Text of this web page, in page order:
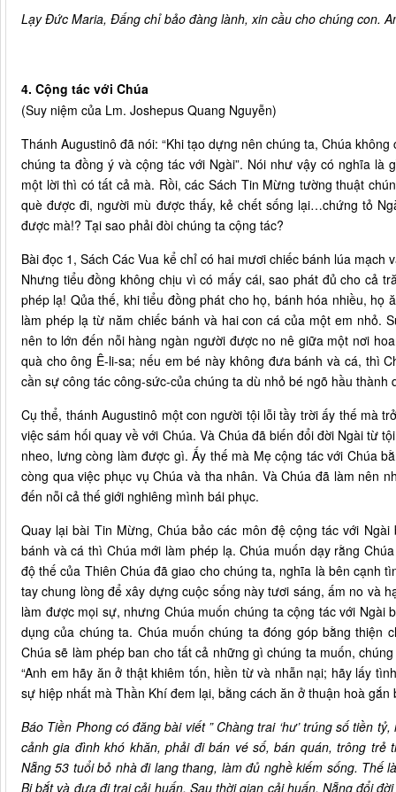
Lạy Đức Maria, Đấng chỉ bảo đàng lành, xin cầu cho chúng con.
4. Cộng tác với Chúa
(Suy niệm của Lm. Joshepus Quang Nguyễn)
Thánh Augustinô đã nói: “Khi tạo dựng nên chúng ta, Chúa
chúng ta đồng ý và cộng tác với Ngài”. Nói như vậy có nghĩa
một lời thì có tất cả mà. Rồi, các Sách Tin Mừng tường thuật
què được đi, người mù được thấy, kẻ chết sống lại…chứng tỏ
được mà!? Tại sao phải đòi chúng ta cộng tác?
Bài đọc 1, Sách Các Vua kể chỉ có hai mươi chiếc bánh lúa mạch
Nhưng tiểu đồng không chịu vì có mấy cái, sao phát đủ cho cả
phép lạ! Qủa thế, khi tiểu đồng phát cho họ, bánh hóa nhiều,
làm phép lạ từ năm chiếc bánh và hai con cá của một em nhỏ.
nên to lớn đến nỗi hàng ngàn người được no nê giữa một nơi
quà cho ông Ê-li-sa; nếu em bé này không đưa bánh và cá, thì
cần sự công tác công-sức-của chúng ta dù nhỏ bé ngõ hầu
Cụ thể, thánh Augustinô một con người tội lỗi tầy trời ấy thế mà
việc sám hối quay về với Chúa. Và Chúa đã biến đổi đời Ngài từ
nheo, lưng còng làm được gì. Ấy thế mà Mẹ cộng tác với Chúa
còng qua việc phục vụ Chúa và tha nhân. Và Chúa đã làm nên
đến nỗi cả thế giới nghiêng mình bái phục.
Quay lại bài Tin Mừng, Chúa bảo các môn đệ cộng tác với
bánh và cá thì Chúa mới làm phép lạ. Chúa muốn dạy rằng
độ thế của Thiên Chúa đã giao cho chúng ta, nghĩa là bên cạnh
tay chung lòng để xây dựng cuộc sống này tươi sáng, ấm no và
làm được mọi sự, nhưng Chúa muốn chúng ta cộng tác với
dụng của chúng ta. Chúa muốn chúng ta đóng góp bằng
Chúa sẽ làm phép ban cho tất cả những gì chúng ta muốn,
“Anh em hãy ăn ở thật khiêm tốn, hiền từ và nhẫn nại; hãy lấy
sự hiệp nhất mà Thần Khí đem lại, bằng cách ăn ở thuận hoà gắn
Báo Tiền Phong có đăng bài viết ” Chàng trai ‘hư’ trúng số tiền
cảnh gia đình khó khăn, phải đi bán vé số, bán quán, trông
Nẵng 53 tuổi bỏ nhà đi lang thang, làm đủ nghề kiếm sống. Thế
Bị bắt và đưa đi trại cải huấn. Sau thời gian cải huấn, Nẵng đổi